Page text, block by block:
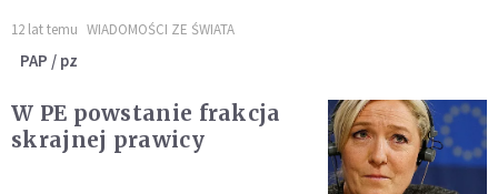
12 lat temu WIADOMOŚCI ZE ŚWIATA
PAP / pz
W PE powstanie frakcja
skrajnej prawicy